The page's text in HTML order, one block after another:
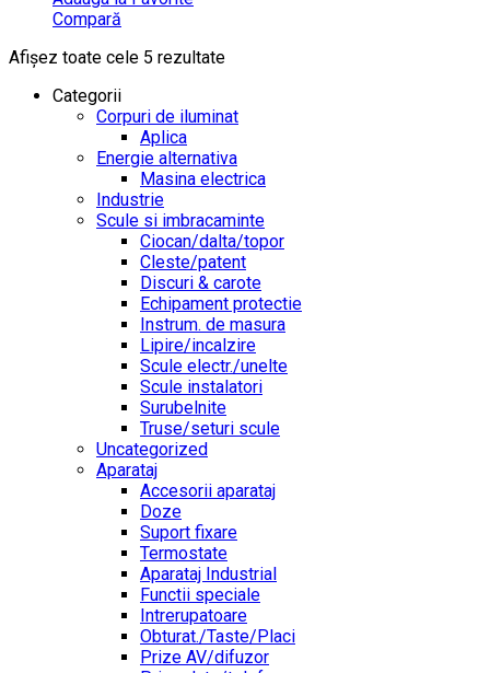
Compară
Afișez toate cele 5 rezultate
Categorii
Corpuri de iluminat
Aplica
Energie alternativa
Masina electrica
Industrie
Scule si imbracaminte
Ciocan/dalta/topor
Cleste/patent
Discuri & carote
Echipament protectie
Instrum. de masura
Lipire/incalzire
Scule electr./unelte
Scule instalatori
Surubelnite
Truse/seturi scule
Uncategorized
Aparataj
Accesorii aparataj
Doze
Suport fixare
Termostate
Aparataj Industrial
Functii speciale
Intrerupatoare
Obturat./Taste/Placi
Prize AV/difuzor